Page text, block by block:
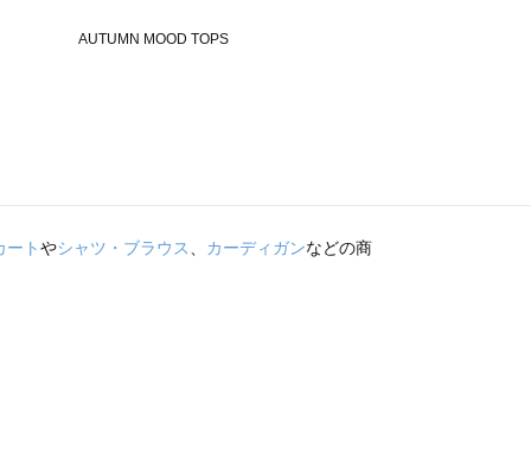
ートやシャツ・ブラウス カーディガンなどの商